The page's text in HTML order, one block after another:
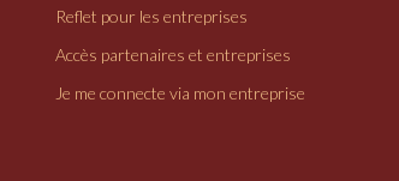
Reflet pour les entreprises
Accès partenaires et entreprises
Je me connecte via mon entreprise